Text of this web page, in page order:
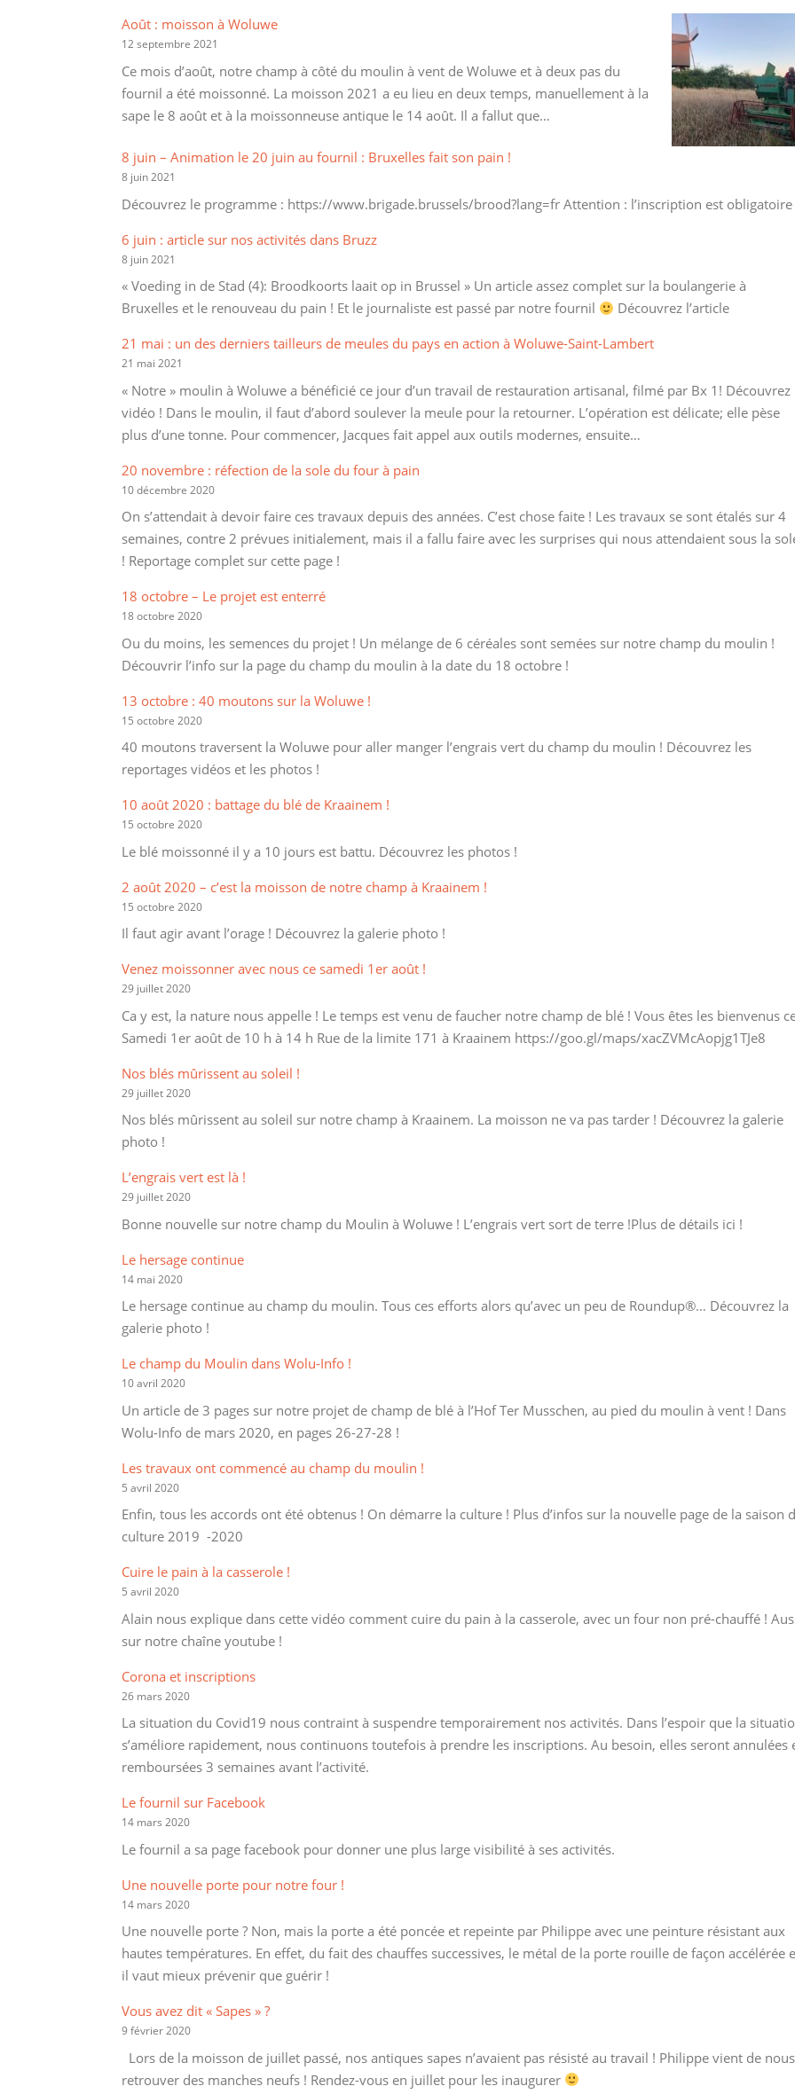
Août : moisson à Woluwe
12 septembre 2021
Ce mois d’août, notre champ à côté du moulin à vent de Woluwe et à deux pas du
fournil a été moissonné. La moisson 2021 a eu lieu en deux temps, manuellement à la
sape le 8 août et à la moissonneuse antique le 14 août. Il a fallut que…
8 juin – Animation le 20 juin au fournil : Bruxelles fait son pain !
8 juin 2021
Découvrez le programme : https://www.brigade.brussels/brood?lang=fr Attention : l’inscription est obligatoire
6 juin : article sur nos activités dans Bruzz
8 juin 2021
« Voeding in de Stad (4): Broodkoorts laait op in Brussel » Un article assez complet sur la boulangerie à
Bruxelles et le renouveau du pain ! Et le journaliste est passé par notre fournil
Découvrez l’article
21 mai : un des derniers tailleurs de meules du pays en action à Woluwe-Saint-Lambert
21 mai 2021
« Notre » moulin à Woluwe a bénéficié ce jour d’un travail de restauration artisanal, filmé par Bx 1! Découvrez
vidéo ! Dans le moulin, il faut d’abord soulever la meule pour la retourner. L’opération est délicate; elle pèse
plus d’une tonne. Pour commencer, Jacques fait appel aux outils modernes, ensuite…
20 novembre : réfection de la sole du four à pain
10 décembre 2020
On s’attendait à devoir faire ces travaux depuis des années. C’est chose faite ! Les travaux se sont étalés sur 4
semaines, contre 2 prévues initialement, mais il a fallu faire avec les surprises qui nous attendaient sous la
! Reportage complet sur cette page !
18 octobre – Le projet est enterré
18 octobre 2020
Ou du moins, les semences du projet ! Un mélange de 6 céréales sont semées sur notre champ du moulin !
Découvrir l’info sur la page du champ du moulin à la date du 18 octobre !
13 octobre : 40 moutons sur la Woluwe !
15 octobre 2020
40 moutons traversent la Woluwe pour aller manger l’engrais vert du champ du moulin ! Découvrez les
reportages vidéos et les photos !
10 août 2020 : battage du blé de Kraainem !
15 octobre 2020
Le blé moissonné il y a 10 jours est battu. Découvrez les photos !
2 août 2020 – c’est la moisson de notre champ à Kraainem !
15 octobre 2020
Il faut agir avant l’orage ! Découvrez la galerie photo !
Venez moissonner avec nous ce samedi 1er août !
29 juillet 2020
Ca y est, la nature nous appelle ! Le temps est venu de faucher notre champ de blé ! Vous êtes les bienvenus
Samedi 1er août de 10 h à 14 h Rue de la limite 171 à Kraainem https://goo.gl/maps/xacZVMcAopjg1TJe8
Nos blés mûrissent au soleil !
29 juillet 2020
Nos blés mûrissent au soleil sur notre champ à Kraainem. La moisson ne va pas tarder ! Découvrez la galerie
photo !
L’engrais vert est là !
29 juillet 2020
Bonne nouvelle sur notre champ du Moulin à Woluwe ! L’engrais vert sort de terre !Plus de détails ici !
Le hersage continue
14 mai 2020
Le hersage continue au champ du moulin. Tous ces efforts alors qu’avec un peu de Roundup®… Découvrez la
galerie photo !
Le champ du Moulin dans Wolu-Info !
10 avril 2020
Un article de 3 pages sur notre projet de champ de blé à l’Hof Ter Musschen, au pied du moulin à vent ! Dans
Wolu-Info de mars 2020, en pages 26-27-28 !
Les travaux ont commencé au champ du moulin !
5 avril 2020
Enfin, tous les accords ont été obtenus ! On démarre la culture ! Plus d’infos sur la nouvelle page de la saison
culture 2019 -2020
Cuire le pain à la casserole !
5 avril 2020
Alain nous explique dans cette vidéo comment cuire du pain à la casserole, avec un four non pré-chauffé !
sur notre chaîne youtube !
Corona et inscriptions
26 mars 2020
La situation du Covid19 nous contraint à suspendre temporairement nos activités. Dans l’espoir que la
s’améliore rapidement, nous continuons toutefois à prendre les inscriptions. Au besoin, elles seront annulées
remboursées 3 semaines avant l’activité.
Le fournil sur Facebook
14 mars 2020
Le fournil a sa page facebook pour donner une plus large visibilité à ses activités.
Une nouvelle porte pour notre four !
14 mars 2020
Une nouvelle porte ? Non, mais la porte a été poncée et repeinte par Philippe avec une peinture résistant aux
hautes températures. En effet, du fait des chauffes successives, le métal de la porte rouille de façon accélérée
il vaut mieux prévenir que guérir !
Vous avez dit « Sapes » ?
9 février 2020
Lors de la moisson de juillet passé, nos antiques sapes n’avaient pas résisté au travail ! Philippe vient de nous
retrouver des manches neufs ! Rendez-vous en juillet pour les inaugurer